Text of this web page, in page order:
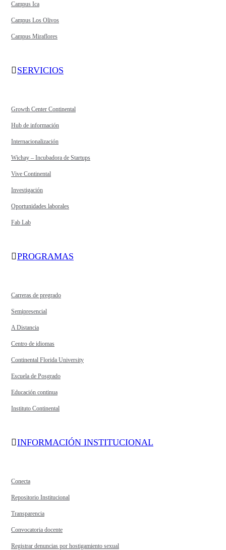
Campus Ica
Campus Los Olivos
Campus Miraflores
SERVICIOS
Growth Center Continental
Hub de información
Internacionalización
Wichay – Incubadora de Startups
Vive Continental
Investigación
Oportunidades laborales
Fab Lab
PROGRAMAS
Carreras de pregrado
Semipresencial
A Distancia
Centro de idiomas
Continental Florida University
Escuela de Posgrado
Educación continua
Instituto Continental
INFORMACIÓN INSTITUCIONAL
Conecta
Repositorio Institucional
Transparencia
Convocatoria docente
Registrar denuncias por hostigamiento sexual